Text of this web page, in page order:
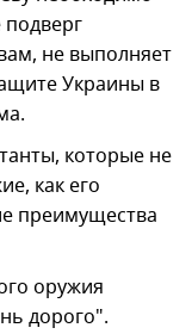
не выполняет
Украины в
которые не
как его
преимущества
оружия
дорого".